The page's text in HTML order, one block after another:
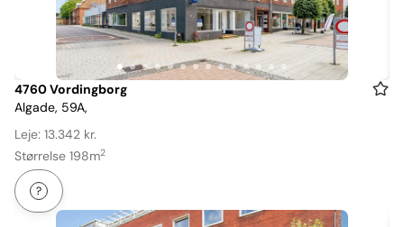
Item
1
of
14
4760 Vordingborg
Algade, 59A,
Leje: 13.342 kr.
Størrelse 198m2